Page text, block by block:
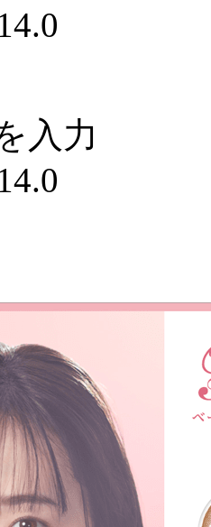
入力